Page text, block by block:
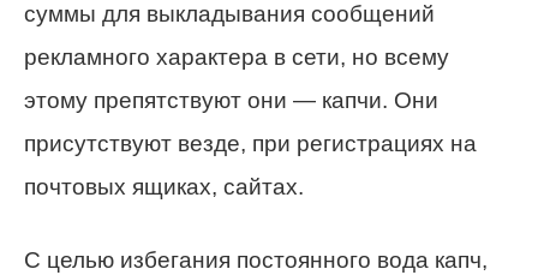
суммы для выкладывания сообщений
рекламного характера в сети, но всему
этому препятствуют они — капчи. Они
присутствуют везде, при регистрациях на
почтовых ящиках, сайтах.
С целью избегания постоянного вода капч,